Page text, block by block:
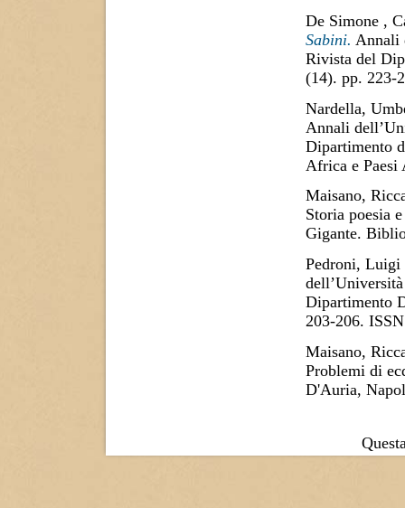
De Simone ,
Sabini. Annali
Rivista del
(14). pp. 223-
Nardella,
Annali
Dipartimento
Africa e Paesi
Maisano,
Storia poesia
Gigante.
Pedroni, Luigi
Dipartimento
203-206.
Maisano,
Problemi di
D'Auria,